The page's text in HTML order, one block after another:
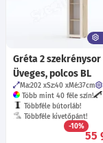
Gréta 2 szekrénysor
Üveges, polcos BL
Ma:202 Sz:40 Mé:37cm
Több mint 40 féle szín!
Többféle bútorláb!
Többféle kivetőpánt!
-10%
55